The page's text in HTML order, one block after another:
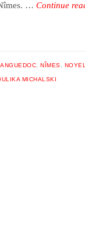
…Continue
,NÎMES
MICHALSKI